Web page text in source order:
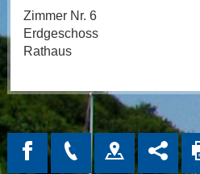
Zimmer Nr. 6
Erdgeschoss
Rathaus